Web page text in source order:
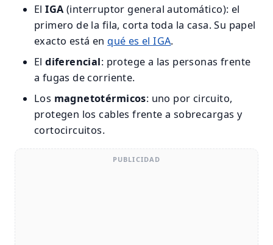
ElIGA (interruptor general automático): el
primero de la fila, corta toda la casa. Su papel
exacto está en qué es el IGA.
Eldiferencial: protege a las personas frente
a fugas de corriente.
Los magnetotérmicos: uno por circuito,
protegen los cables frente a sobrecargas y
cortocircuitos.
PUBLICIDAD